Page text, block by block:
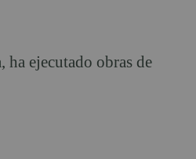
ha ejecutado obras de